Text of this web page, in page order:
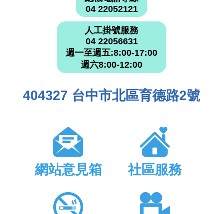
04 22052121
人工掛號服務
04 22056631
週一至週五:8:00-17:00
週六8:00-12:00
404327 台中市北區育德路2號
網站意見箱 社區服務